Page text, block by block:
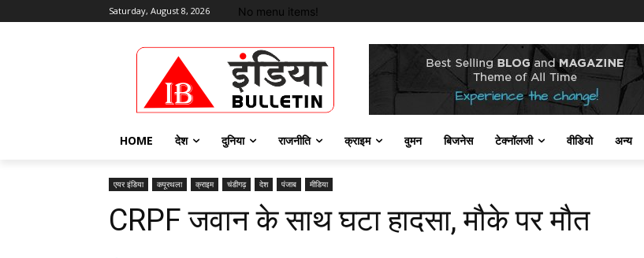
Saturday, August 8, 2026 No menu items!
HOME देश दुनिया राजनीति क्राइम वुमन बिजनेस टेक्नॉलजी वीडियो अन्य
एयर इंडिया कपूरथला क्राइम चंडीगढ़ देश पंजाब मीडिया
CRPF जवान के साथ घटा हादसा, मौके पर मौत